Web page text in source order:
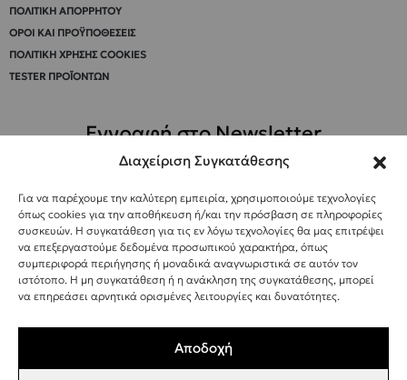
Διαχείριση Συγκατάθεσης
Για να παρέχουμε την καλύτερη εμπειρία, χρησιμοποιούμε τεχνολογίες
όπως cookies για την αποθήκευση ή/και την πρόσβαση σε πληροφορίες
συσκευών. Η συγκατάθεση για τις εν λόγω τεχνολογίες θα μας επιτρέψει
να επεξεργαστούμε δεδομένα προσωπικού χαρακτήρα, όπως
συμπεριφορά περιήγησης ή μοναδικά αναγνωριστικά σε αυτόν τον
ιστότοπο. Η μη συγκατάθεση ή η ανάκληση της συγκατάθεσης, μπορεί
να επηρεάσει αρνητικά ορισμένες λειτουργίες και δυνατότητες.
Αποδοχή
ΠΟΛΙΤΙΚΉ ΑΠΟΡΡΉΤΟΥ
ΌΡΟΙ ΚΑΙ ΠΡΟΫΠΟΘΈΣΕΙΣ
ΠΟΛΙΤΙΚΉ ΧΡΉΣΗΣ COOKIES
TESTER ΠΡΟΪΌΝΤΩΝ
Εγγραφή στο Newsletter
Συμφωνώ να λαμβάνω ενημερώσεις και
προσφορές από τη Bee Factor.
ΕΓΓΡΑΦΗ